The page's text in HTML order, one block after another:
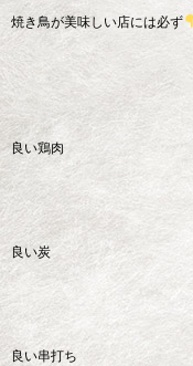
焼き鳥が美味しい店には必ず
良い鶏肉
良い炭
良い串打ち